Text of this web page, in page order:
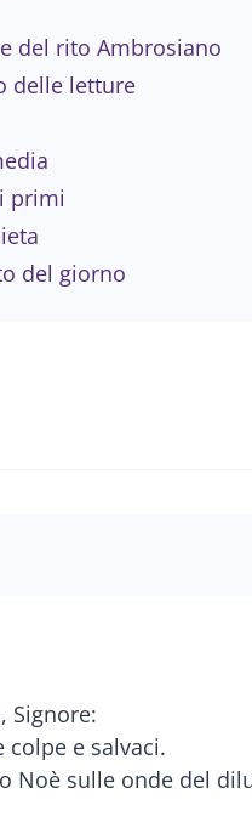
del rito Ambrosiano
delle letture
primi
del giorno
Signore:
colpe e salvaci.
Noè sulle onde del